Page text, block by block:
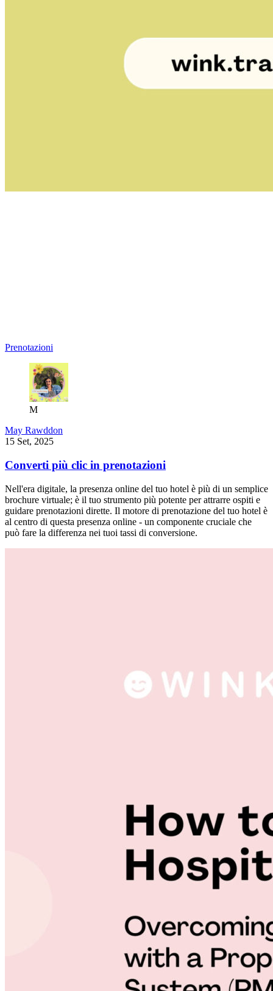
Prenotazioni
M
May Rawddon
15 Set, 2025
Converti più clic in prenotazioni
Nell'era digitale, la presenza online del tuo hotel è più di un semplice
brochure virtuale; è il tuo strumento più potente per attrarre ospiti e
guidare prenotazioni dirette. Il motore di prenotazione del tuo hotel è
al centro di questa presenza online - un componente cruciale che
può fare la differenza nei tuoi tassi di conversione.